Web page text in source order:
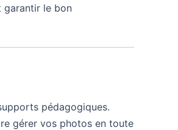
garantir le bon
pédagogiques.
gérer vos photos en toute